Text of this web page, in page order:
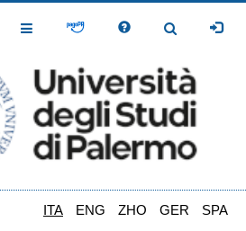
Toggle
Toggle
ITA ENG ZHO GER SPA